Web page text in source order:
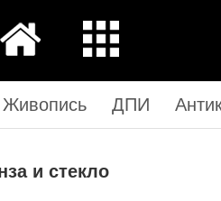
Живопись ДПИ
и стекло